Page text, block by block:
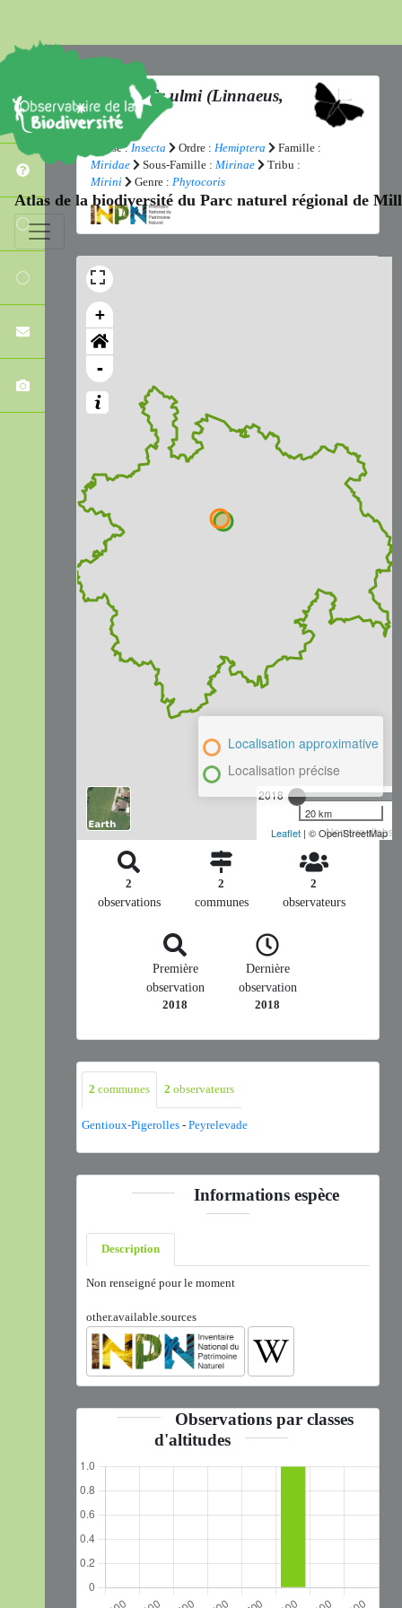
Atlas de la biodiversité du Parc naturel régional de
Phytocoris ulmi(Linnaeus,
1758)
Classe :Insecta Ordre : Hemiptera
Famille :
Miridae
Sous-Famille : Mirinae
Tribu :
Mirini
Genre : Phytocoris
+
-
2018
Nombre
Localisation approximative
Localisation précise
20 km
Leaflet | © OpenStreetMap
2
observations
2
communes
2
observateurs
Première
observation
2018
Dernière
observation
2018
2 communes 2 observateurs
Gentioux-Pigerolles - Peyrelevade
Informations espèce
Description
Non renseigné pour le moment
other.available.sources
Observations par classes
d'altitudes